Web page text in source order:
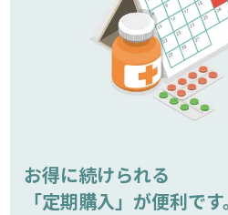
お得に続けられる
「定期購入」が便利です。